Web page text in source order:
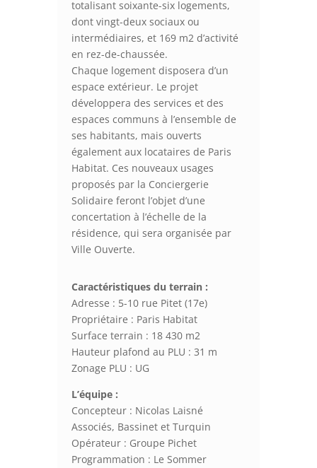
totalisant soixante-six logements,
dont vingt-deux sociaux ou
intermédiaires, et 169 m2 d’activité
en rez-de-chaussée.
Chaque logement disposera d’un
espace extérieur. Le projet
développera des services et des
espaces communs à l’ensemble de
ses habitants, mais ouverts
également aux locataires de Paris
Habitat. Ces nouveaux usages
proposés par la Conciergerie
Solidaire feront l’objet d’une
concertation à l’échelle de la
résidence, qui sera organisée par
Ville Ouverte.
Caractéristiques du terrain :
Adresse : 5-10 rue Pitet (17e)
Propriétaire : Paris Habitat
Surface terrain : 18 430 m2
Hauteur plafond au PLU : 31 m
Zonage PLU : UG
L’équipe :
Concepteur : Nicolas Laisné
Associés, Bassinet et Turquin
Opérateur : Groupe Pichet
Programmation : Le Sommer